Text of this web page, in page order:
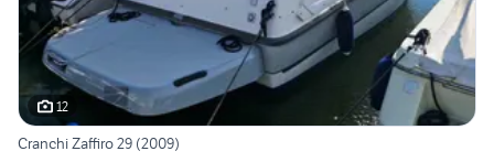
12
Cranchi Zaffiro 29 (2009)